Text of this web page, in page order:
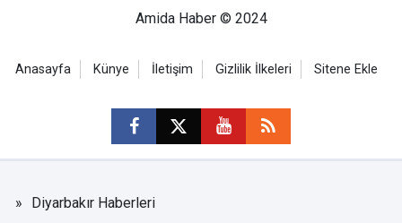
Amida Haber © 2024
Anasayfa Künye İletişim Gizlilik İlkeleri Sitene Ekle
Diyarbakır Haberleri